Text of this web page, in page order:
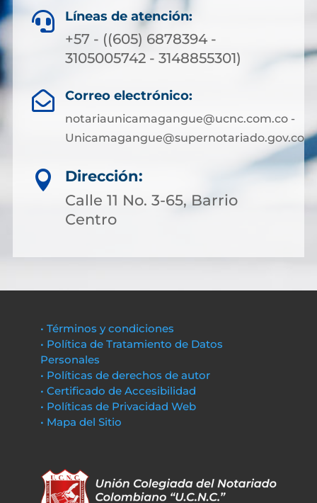
 Líneas de atención:
+57 - ((605) 6878394 -
3105005742 - 3148855301)
 Correo electrónico:
notariaunicamagangue@ucnc.com.co -
Unicamagangue@supernotariado.gov.co

Dirección:
Calle 11 No. 3-65, Barrio
Centro
• Términos y condiciones
• Política de Tratamiento de Datos
Personales
• Políticas de derechos de autor
• Certificado de Accesibilidad
• Políticas de Privacidad Web
• Mapa del Sitio